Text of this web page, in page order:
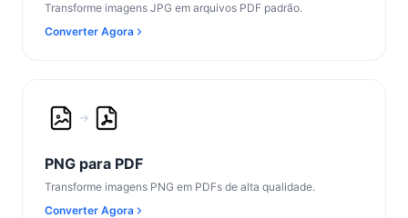
Transforme imagens JPG em arquivos PDF padrão.
Converter Agora
PNG para PDF
Transforme imagens PNG em PDFs de alta qualidade.
Converter Agora